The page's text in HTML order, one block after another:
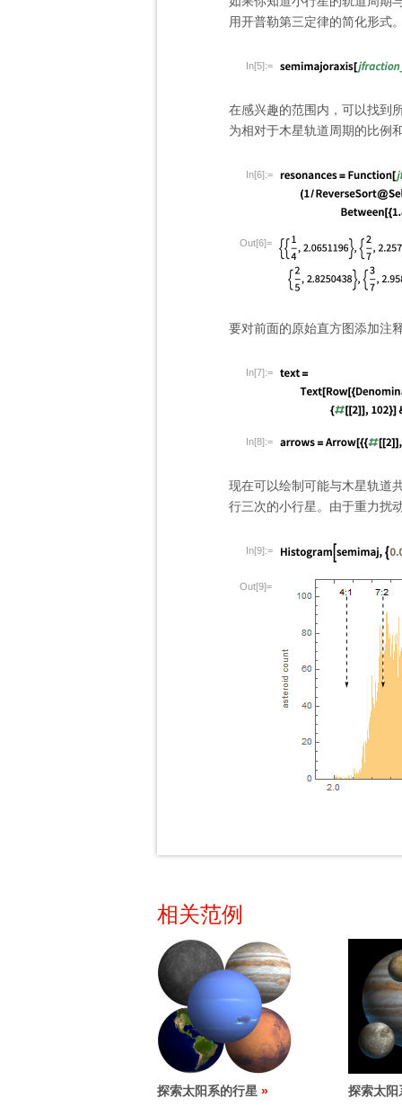
用开普勒第三定律的简化形式
In[5]:=
在感兴趣的范围内，可以找到
为相对于木星轨道周期的比例
In[6]:=
Out[6]=
要对前面的原始直方图添加注
In[7]:=
In[8]:=
现在可以绘制可能与木星轨道
行三次的小行星。由于重力扰
In[9]:=
Out[9]=
相关范例
探索太阳系的行星 探索太阳